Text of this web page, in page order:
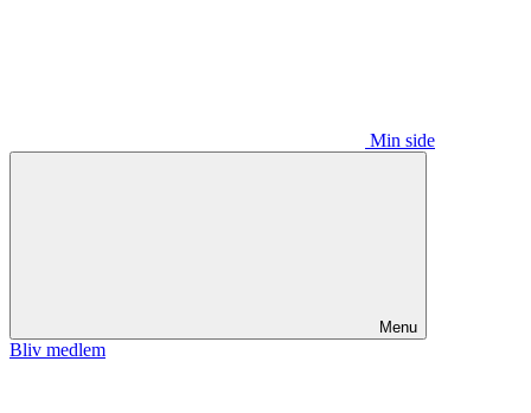
Min side
Menu
Bliv medlem